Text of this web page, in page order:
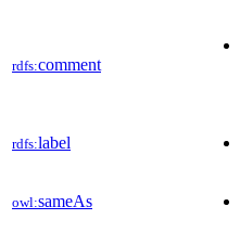
rdfs:comment
rdfs:label
owl:sameAs